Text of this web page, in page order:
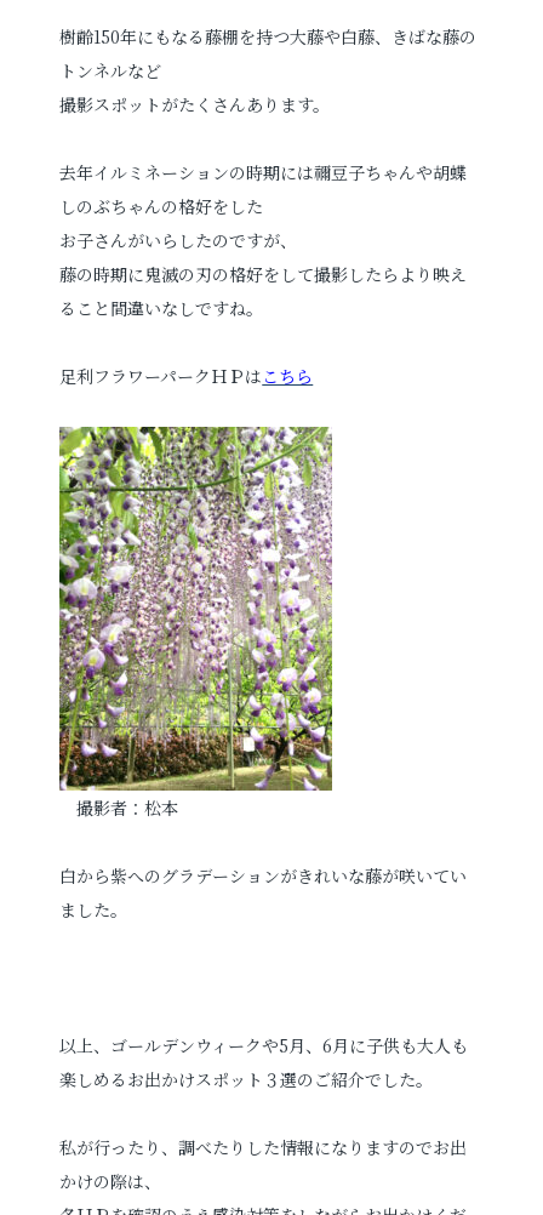
樹齢150年にもなる藤棚を持つ大藤や白藤、きばな藤の
トンネルなど
撮影スポットがたくさんあります。
去年イルミネーションの時期には禰豆子ちゃんや胡蝶
しのぶちゃんの格好をした
お子さんがいらしたのですが、
藤の時期に鬼滅の刃の格好をして撮影したらより映え
ること間違いなしですね。
足利フラワーパークＨＰは こちら
撮影者：松本
白から紫へのグラデーションがきれいな藤が咲いてい
ました。
以上、ゴールデンウィークや5月、6月に子供も大人も
楽しめるお出かけスポット３選のご紹介でした。
私が行ったり、調べたりした情報になりますのでお出
かけの際は、